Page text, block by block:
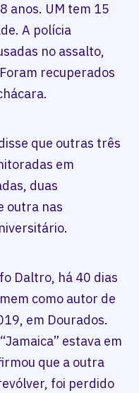
anos. UM tem 15
A polícia
no assalto,
recuperados
que outras três
em
duas
outra nas
Daltro, há 40 dias
como autor de
em Dourados.
estava em
que a outra
foi perdido